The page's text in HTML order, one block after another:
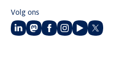
Volg ons